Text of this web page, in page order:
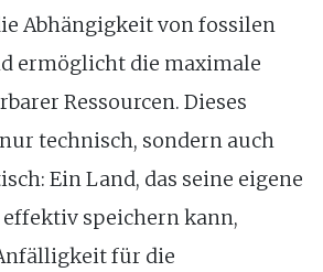
Abhängigkeit von fossilen
ermöglicht die maximale
Ressourcen. Dieses
technisch, sondern auch
Ein Land, das seine eigene
effektiv speichern kann,
für die